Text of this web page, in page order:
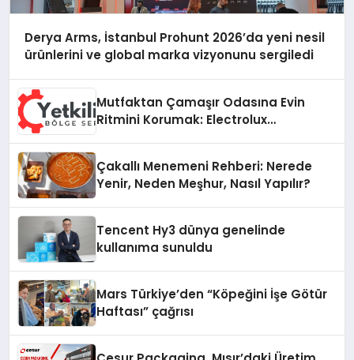
Derya Arms, İstanbul Prohunt 2026’da yeni nesil
ürünlerini ve global marka vizyonunu sergiledi
Mutfaktan Çamaşır Odasına Evin
Ritmini Korumak: Electrolux
Çakallı Menemeni Rehberi: Nerede
Yenir, Neden Meşhur, Nasıl Yapılır?
Tencent Hy3 dünya genelinde
kullanıma sunuldu
Mars Türkiye’den “Köpeğini İşe Götür
Haftası” çağrısı